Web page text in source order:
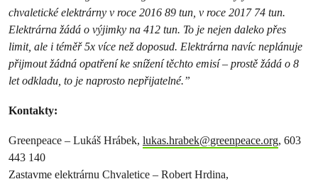
chvaletické elektrárny v roce 2016 89 tun, v roce 2017 74 tun.
Elektrárna žádá o výjimky na 412 tun. To je nejen daleko přes
limit, ale i téměř 5x více než doposud. Elektrárna navíc neplánuje
přijmout žádná opatření ke snížení těchto emisí – prostě žádá o 8
let odkladu, to je naprosto nepřijatelné.”
Kontakty:
Greenpeace – Lukáš Hrábek, lukas.hrabek@greenpeace.org, 603
443 140
Zastavme elektrárnu Chvaletice – Robert Hrdina,